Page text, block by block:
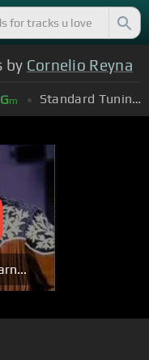
by Cornelio Reyna
Gm Standard Tuning (EADGBE)